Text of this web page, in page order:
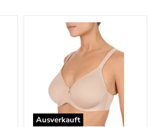
Ausverkauft